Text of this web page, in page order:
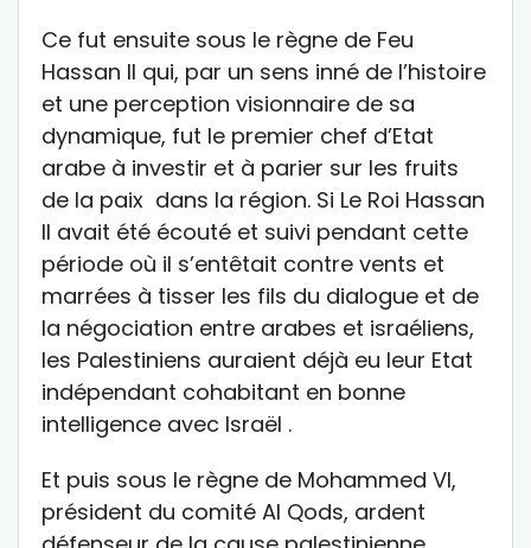
Ce fut ensuite sous le règne de Feu
Hassan II qui, par un sens inné de l’histoire
et une perception visionnaire de sa
dynamique, fut le premier chef d’Etat
arabe à investir et à parier sur les fruits
de la paix dans la région. Si Le Roi Hassan
II avait été écouté et suivi pendant cette
période où il s’entêtait contre vents et
marrées à tisser les fils du dialogue et de
la négociation entre arabes et israéliens,
les Palestiniens auraient déjà eu leur Etat
indépendant cohabitant en bonne
intelligence avec Israël .
Et puis sous le règne de Mohammed VI,
président du comité Al Qods, ardent